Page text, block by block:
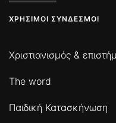
ΧΡΉΣΙΜΟΙ ΣΎΝΔΕΣΜΟΙ
Χριστιανισμός &
The word
Παιδική Κατασκήνωση